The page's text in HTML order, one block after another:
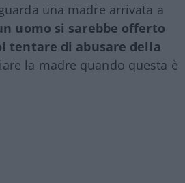
una madre arrivata a
uomo si sarebbe offerto
tentare di abusare della
la madre quando questa è